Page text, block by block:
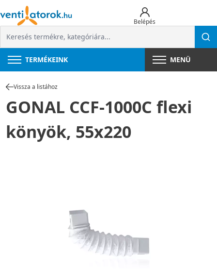
Belépés
TERMÉKEINK MENÜ
Vissza a listához
GONAL CCF-1000C flexi
könyök, 55x220